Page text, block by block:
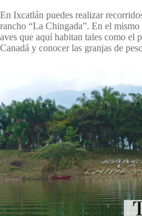
En Ixcatlán puedes realizar
rancho “La Chingada”. En el
aves que aquí habitan tales como el
Canadá y conocer las granjas de